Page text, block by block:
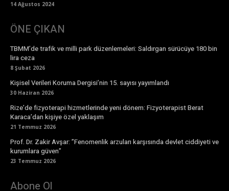
14 Ağustos 2024
ÖNE ÇIKAN
TBMM’de trafik ve milli park düzenlemeleri: Saldırgan sürücüye 180 bin
lira ceza
8 Şubat 2026
Kişisel Verileri Koruma Dergisi’nin 15. sayısı yayımlandı
30 Haziran 2026
Rize’de fizyoterapi hizmetlerinde yeni dönem: Fizyoterapist Berat
Karaca’dan kişiye özel yaklaşım
21 Temmuz 2026
Prof. Dr. Zakir Avşar: ”Fenomenlik arzuları karşısında devlet ciddiyeti ve
kurumlara güven”
23 Temmuz 2026
Abone Ol